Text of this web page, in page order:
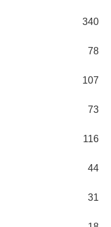
340
78
107
73
116
44
31